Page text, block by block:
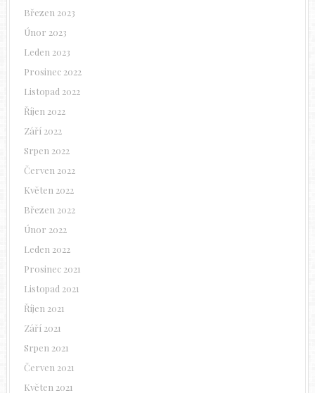
Březen 2023
Únor 2023
Leden 2023
Prosinec 2022
Listopad 2022
Říjen 2022
Září 2022
Srpen 2022
Červen 2022
Květen 2022
Březen 2022
Únor 2022
Leden 2022
Prosinec 2021
Listopad 2021
Říjen 2021
Září 2021
Srpen 2021
Červen 2021
Květen 2021